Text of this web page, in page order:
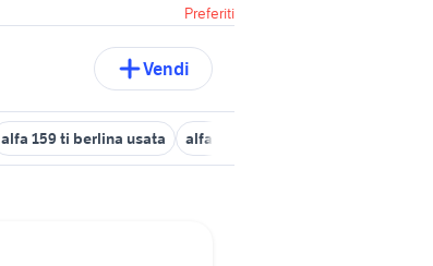
Preferiti
Vendi
alfa 159 ti berlina usata alfa 147 sport